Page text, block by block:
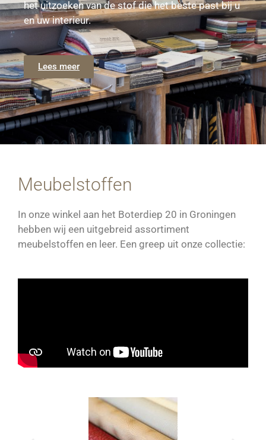
het uitzoeken van de stof die het beste past bij u
en uw interieur.
Lees meer
Meubelstoffen
In onze winkel aan het Boterdiep 20 in Groningen
hebben wij een uitgebreid assortiment
meubelstoffen en leer. Een greep uit onze collectie: